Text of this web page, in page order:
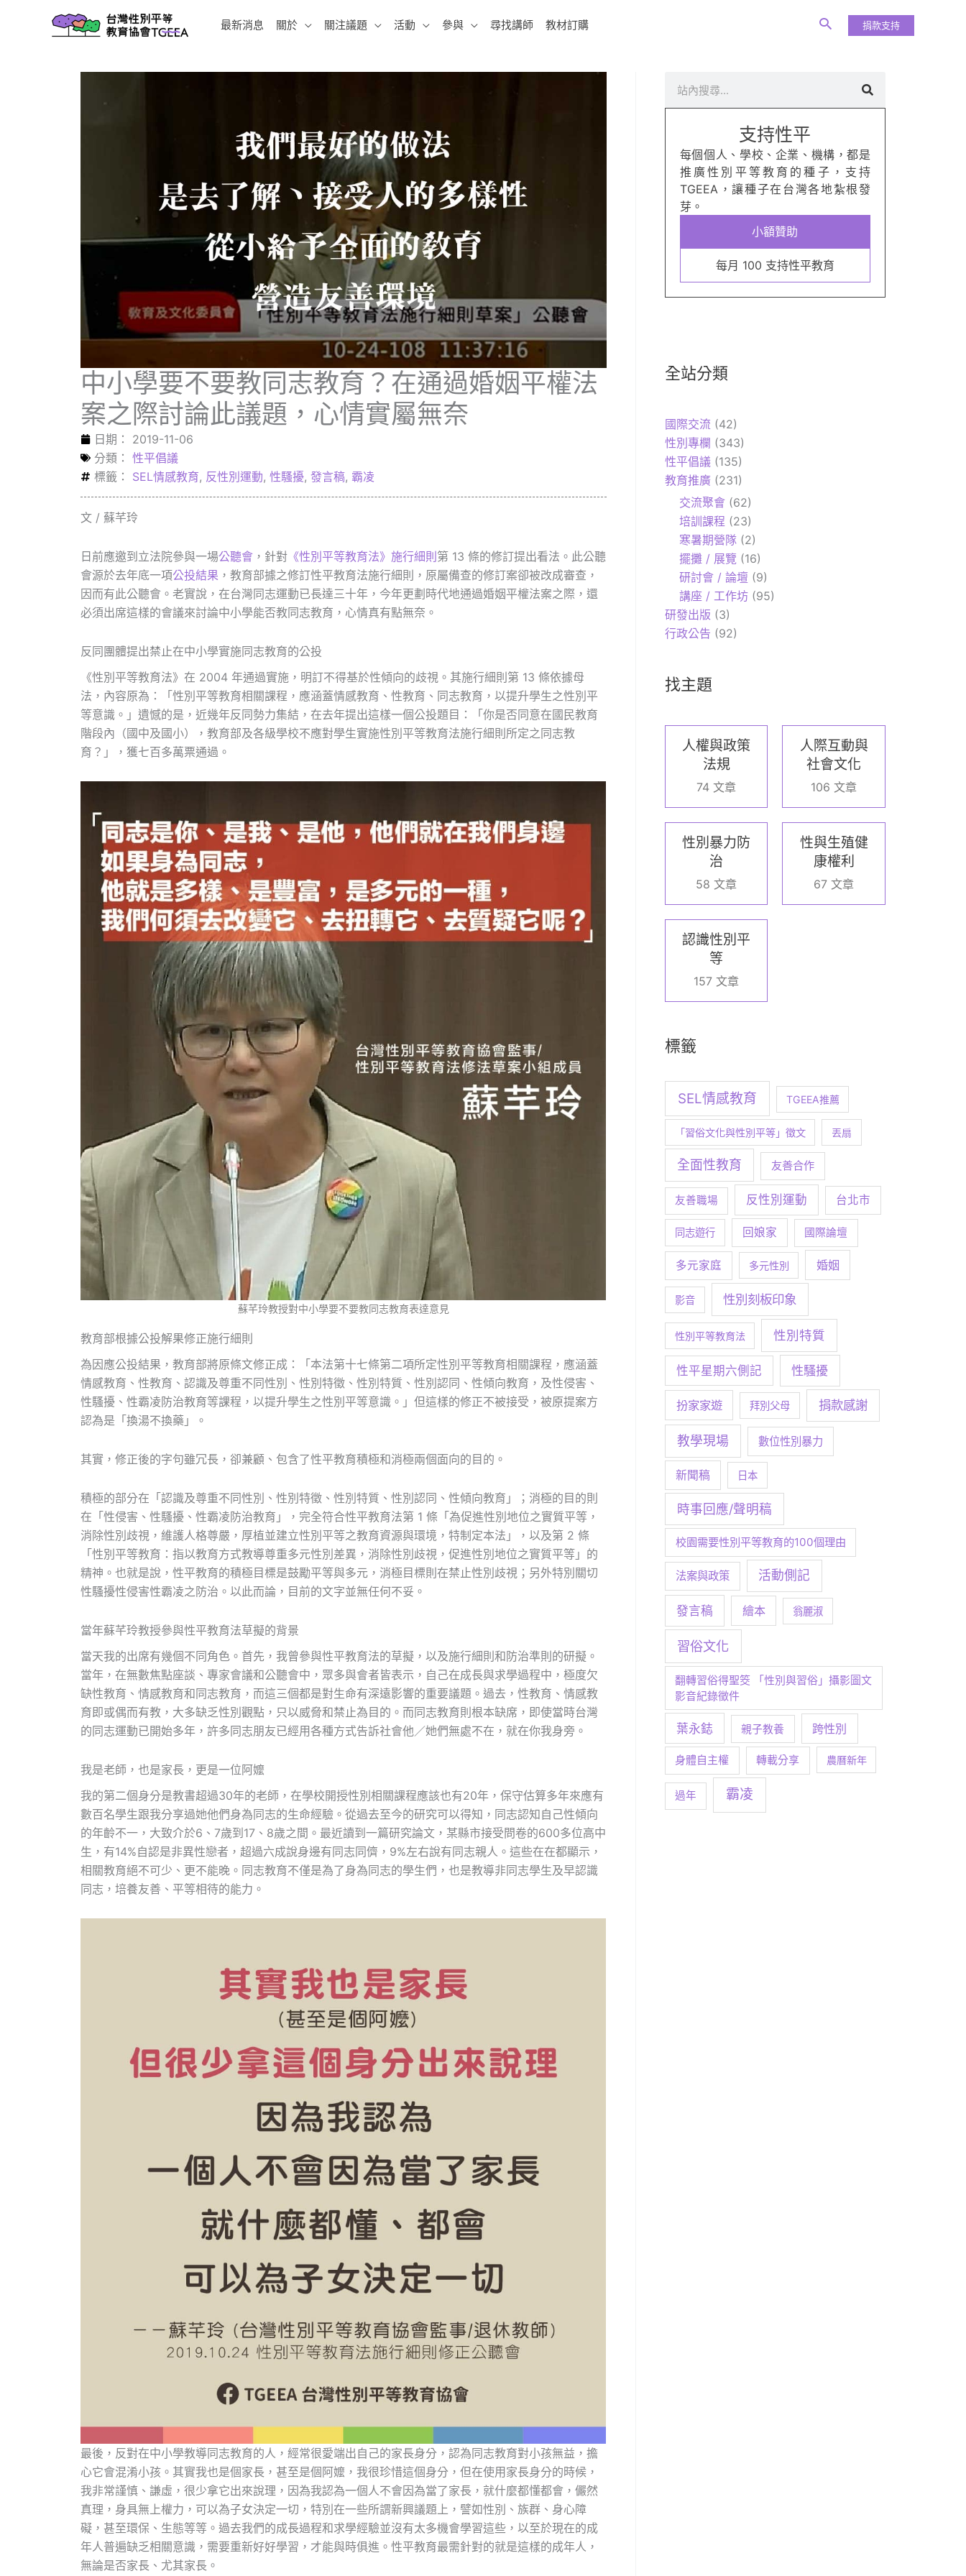
最新消息 關於 關注議題 活動 參與 尋找講師 教材訂購 捐款支持
中小學要不要教同志教育？在通過婚姻平權法
案之際討論此議題，心情實屬無奈
日期：
2019-11-06
分類： 性平倡議
標籤：
SEL情感教育, 反性別運動, 性騷擾, 發言稿, 霸凌
文 / 蘇芊玲
日前應邀到立法院參與一場公聽會 ，針對 《性別平等教育法》施行細則 第 13 條的修訂提出看法。此公聽
會源於去年底一項公投結果 ，教育部據之修訂性平教育法施行細則，原屬備查的修訂案卻被改成審查，
因而有此公聽會。老實說，在台灣同志運動已長達三十年，今年更劃時代地通過婚姻平權法案之際，還
必須出席這樣的會議來討論中小學能否教同志教育，心情真有點無奈。
反同團體提出禁止在中小學實施同志教育的公投
《性別平等教育法》在 2004 年通過實施，明訂不得基於性傾向的歧視。其施行細則第 13 條依據母
法，內容原為：「性別平等教育相關課程，應涵蓋情感教育、性教育、同志教育，以提升學生之性別平
等意識。」遺憾的是，近幾年反同勢力集結，在去年提出這樣一個公投題目：「你是否同意在國民教育
階段內（國中及國小），教育部及各級學校不應對學生實施性別平等教育法施行細則所定之同志教
育？」，獲七百多萬票通過。
蘇芊玲教授對中小學要不要教同志教育表達意見
教育部根據公投解果修正施行細則
為因應公投結果，教育部將原條文修正成：「本法第十七條第二項所定性別平等教育相關課程，應涵蓋
情感教育、性教育、認識及尊重不同性別、性別特徵、性別特質、性別認同、性傾向教育，及性侵害、
性騷擾、性霸凌防治教育等課程，以提升學生之性別平等意識。」但這樣的修正不被接受，被原提案方
認為是「換湯不換藥」。
其實，修正後的字句雖冗長，卻兼顧、包含了性平教育積極和消極兩個面向的目的。
積極的部分在「認識及尊重不同性別、性別特徵、性別特質、性別認同、性傾向教育」；消極的目的則
在「性侵害、性騷擾、性霸凌防治教育」，完全符合性平教育法第 1 條「為促進性別地位之實質平等，
消除性別歧視，維護人格尊嚴，厚植並建立性別平等之教育資源與環境，特制定本法」，以及第 2 條
「性別平等教育：指以教育方式教導尊重多元性別差異，消除性別歧視，促進性別地位之實質平等」的
精神。也就是說，性平教育的積極目標是鼓勵平等與多元，消極目標則在禁止性別歧視；另外特別關切
性騷擾性侵害性霸凌之防治。以此而論，目前的文字並無任何不妥。
當年蘇芊玲教授參與性平教育法草擬的背景
當天我的出席有幾個不同角色。首先，我曾參與性平教育法的草擬，以及施行細則和防治準則的研擬。
當年，在無數焦點座談、專家會議和公聽會中，眾多與會者皆表示，自己在成長與求學過程中，極度欠
缺性教育、情感教育和同志教育，而這三個都是對生命有深遠影響的重要議題。過去，性教育、情感教
育即或偶而有教，大多缺乏性別觀點，只以威脅和禁止為目的。而同志教育則根本缺席，即使當時台灣
的同志運動已開始多年，許多同志朋友已經用各種方式告訴社會他／她們無處不在，就在你我身旁。
我是老師，也是家長，更是一位阿嬤
我的第二個身分是教書超過30年的老師，在學校開授性別相關課程應該也有20年，保守估算多年來應有
數百名學生跟我分享過她他們身為同志的生命經驗。從過去至今的研究可以得知，同志認知自己性傾向
的年齡不一，大致介於6、7歲到17、8歲之間。最近讀到一篇研究論文，某縣市接受問卷的600多位高中
生，有14%自認是非異性戀者，超過六成說身邊有同志同儕，9%左右說有同志親人。這些在在都顯示，
相關教育絕不可少、更不能晚。同志教育不僅是為了身為同志的學生們，也是教導非同志學生及早認識
同志，培養友善、平等相待的能力。
最後，反對在中小學教導同志教育的人，經常很愛端出自己的家長身分，認為同志教育對小孩無益，擔
心它會混淆小孩。其實我也是個家長，甚至是個阿嬤，我很珍惜這個身分，但在使用家長身分的時候，
我非常謹慎、謙虛，很少拿它出來說理，因為我認為一個人不會因為當了家長，就什麼都懂都會，儼然
真理，身具無上權力，可以為子女決定一切，特別在一些所謂新興議題上，譬如性別、族群、身心障
礙，甚至環保、生態等等。過去我們的成長過程和求學經驗並沒有太多機會學習這些，以至於現在的成
年人普遍缺乏相關意識，需要重新好好學習，才能與時俱進。性平教育最需針對的就是這樣的成年人，
無論是否家長、尤其家長。
支持性平
每個個人、學校、企業、機構，都是
推廣性別平等教育的種子，支持
TGEEA，讓種子在台灣各地紮根發
芽。
小額贊助
每月 100 支持性平教育
全站分類
國際交流 (42)
性別專欄 (343)
性平倡議(135)
教育推廣(231)
交流聚會(62)
培訓課程 (23)
寒暑期營隊(2)
擺攤 / 展覽 (16)
研討會 / 論壇 (9)
講座 / 工作坊(95)
研發出版 (3)
行政公告 (92)
找主題
人權與政策
法規
74 文章
人際互動與
社會文化
106 文章
性別暴力防
治
58 文章
性與生殖健
康權利
67 文章
認識性別平
等
157 文章
標籤
SEL情感教育 TGEEA推薦
「習俗文化與性別平等」徵文 丟扇
全面性教育 友善合作
友善職場 反性別運動 台北市
同志遊行 回娘家 國際論壇
多元家庭 多元性別 婚姻
影音 性別刻板印象
性別平等教育法 性別特質
性平星期六側記 性騷擾
扮家家遊 拜別父母 捐款感謝
教學現場 數位性別暴力
新聞稿 日本
時事回應/聲明稿
校園需要性別平等教育的100個理由
法案與政策 活動側記
發言稿 繪本 翁麗淑
習俗文化
翻轉習俗得聖筊 「性別與習俗」攝影圖文
影音紀錄徵件
葉永鋕 親子教養 跨性別
身體自主權 轉載分享 農曆新年
過年 霸凌